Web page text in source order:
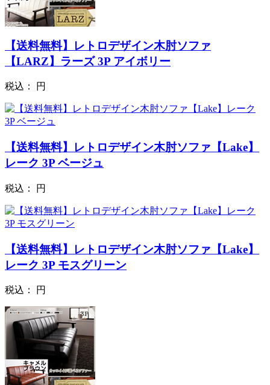
【送料無料】レトロデザイン木肘ソファ
【LARZ】ラーズ 3P アイボリー
税込： 円
【送料無料】レトロデザイン木肘ソファ【Lake】
レーク 3P ベージュ
税込： 円
【送料無料】レトロデザイン木肘ソファ【Lake】
レーク 3P モスグリーン
税込： 円